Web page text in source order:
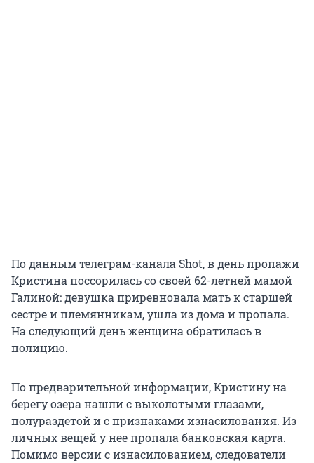
По данным телеграм-канала Shot, в день пропажи
Кристина поссорилась со своей 62-летней мамой
Галиной: девушка приревновала мать к старшей
сестре и племянникам, ушла из дома и пропала.
На следующий день женщина обратилась в
полицию.
По предварительной информации, Кристину на
берегу озера нашли с выколотыми глазами,
полураздетой и с признаками изнасилования. Из
личных вещей у нее пропала банковская карта.
Помимо версии с изнасилованием, следователи